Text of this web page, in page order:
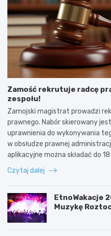
Zamość rekrutuje radcę
zespołu!
Zamojski magistrat prowadzi
prawnego. Nabór skierowany
uprawnienia do wykonywania
w obsłudze prawnej
aplikacyjne można składać do
Czytaj dalej
EtnoWakacje
Muzykę